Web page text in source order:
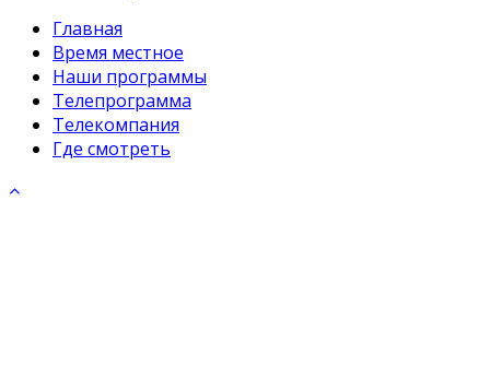
Главная
Время местное
Наши программы
Телепрограмма
Телекомпания
Где смотреть